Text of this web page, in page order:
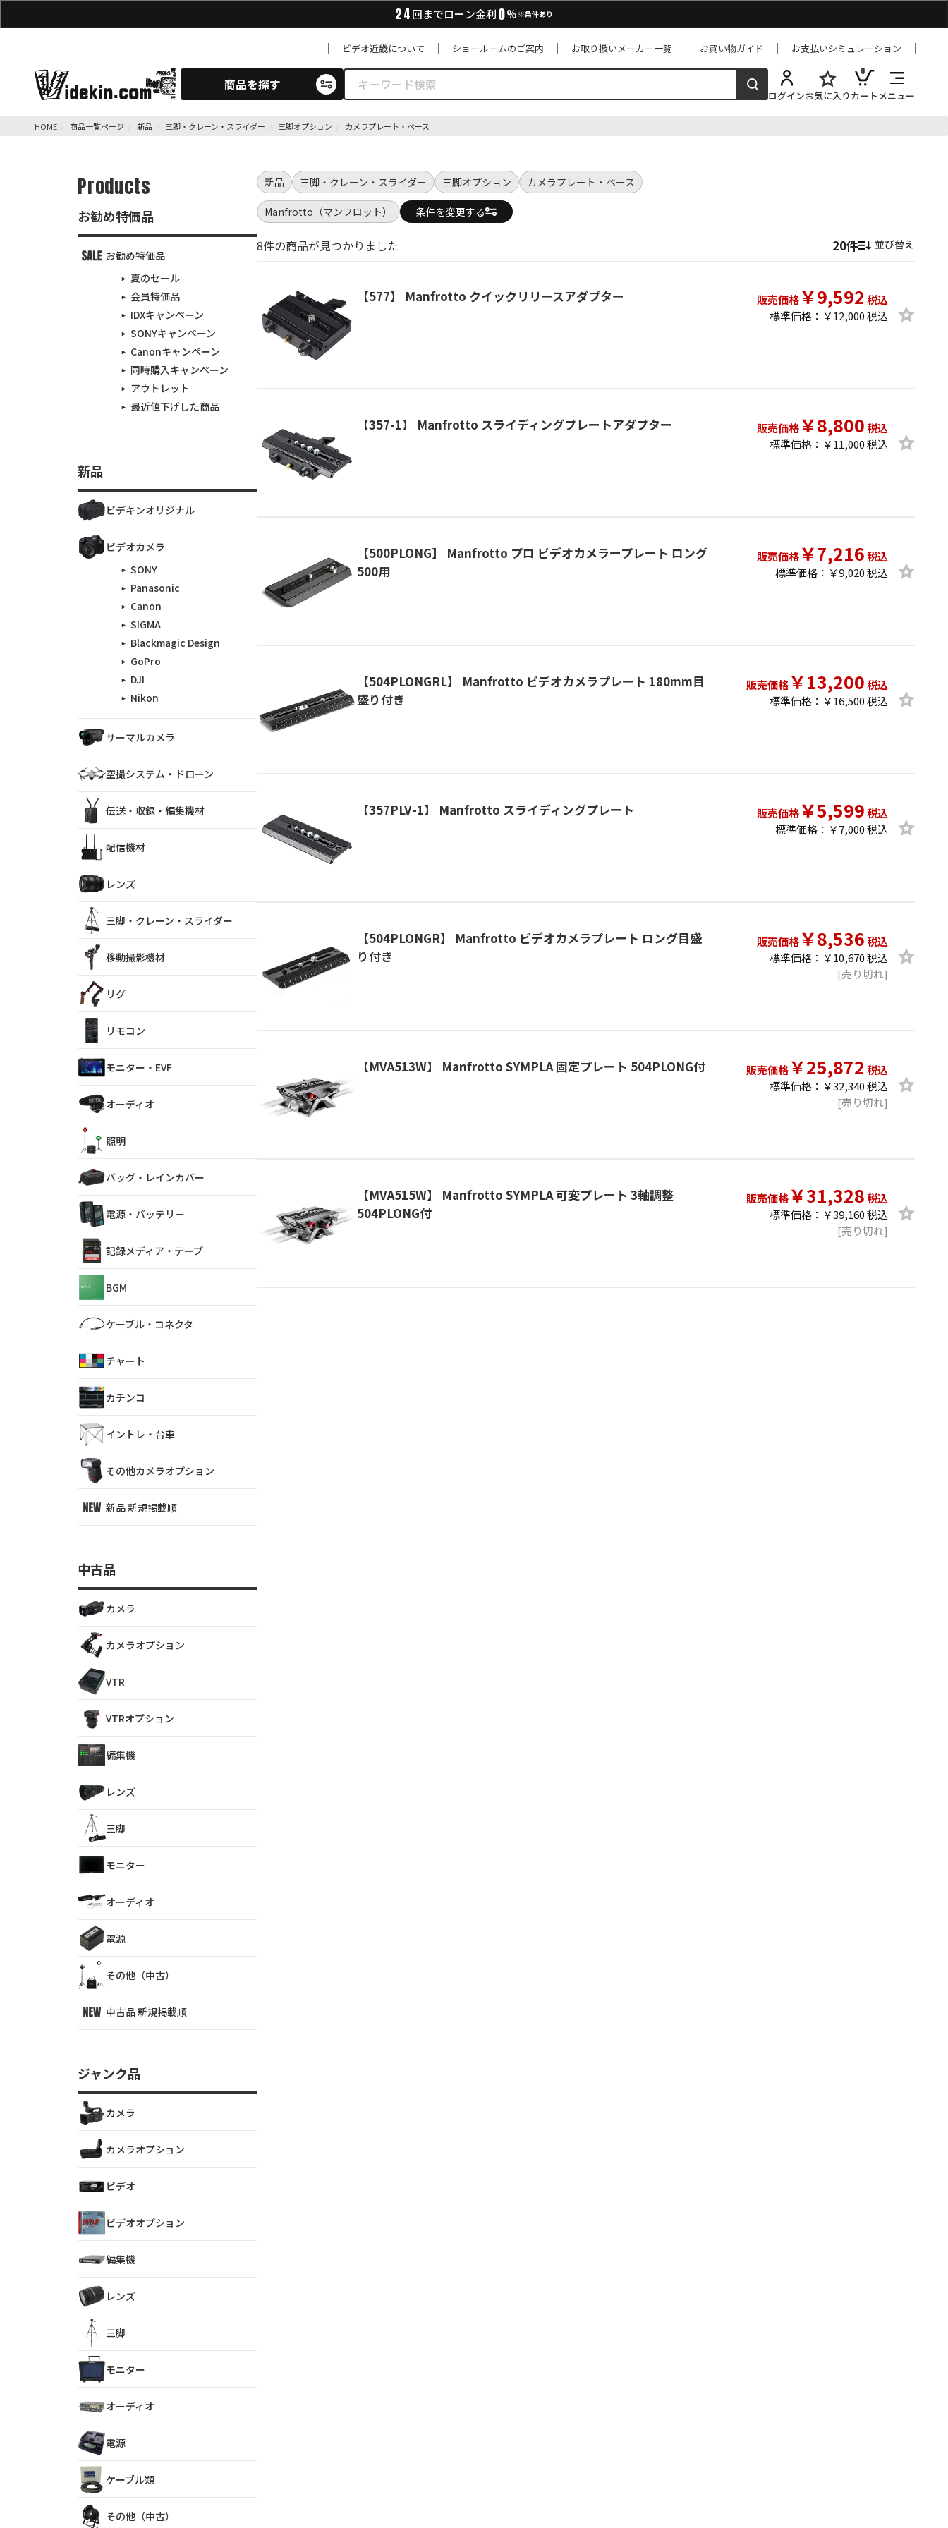
24回までローン金利0% ※条件あり
ビデオ近畿について ショールームのご案内 お取り扱いメーカー一覧 お買い物ガイド お支払いシミュレーション
商品を探す
ログインお気に入り
0
カートメニュー
HOME 商品一覧ページ 新品 三脚・クレーン・スライダー 三脚オプション カメラプレート・ベース
新品 三脚・クレーン・スライダー 三脚オプション カメラプレート・ベース
Manfrotto（マンフロット） 条件を変更する
8件の商品が見つかりました 並び替え
【577】 Manfrotto クイックリリースアダプター 販売価格￥9,592 税込
標準価格：￥12,000 税込
【357-1】 Manfrotto スライディングプレートアダプター 販売価格￥8,800税込
標準価格：￥11,000 税込
【500PLONG】 Manfrotto プロ ビデオカメラープレート ロング
500用
販売価格￥7,216税込
標準価格：￥9,020 税込
【504PLONGRL】 Manfrotto ビデオカメラプレート 180mm目
盛り付き
販売価格￥13,200税込
標準価格：￥16,500 税込
【357PLV-1】 Manfrotto スライディングプレート 販売価格￥5,599税込
標準価格：￥7,000 税込
【504PLONGR】 Manfrotto ビデオカメラプレート ロング目盛
り付き
販売価格￥8,536税込
標準価格：￥10,670 税込
[売り切れ]
【MVA513W】 Manfrotto SYMPLA 固定プレート 504PLONG付 販売価格￥25,872 税込
標準価格：￥32,340 税込
[売り切れ]
【MVA515W】 Manfrotto SYMPLA 可変プレート 3軸調整
504PLONG付
販売価格￥31,328税込
標準価格：￥39,160 税込
[売り切れ]
Products
お勧め特価品
お勧め特価品
夏のセール
会員特価品
IDXキャンペーン
SONYキャンペーン
Canonキャンペーン
同時購入キャンペーン
アウトレット
最近値下げした商品
新品
ビデキンオリジナル
ビデオカメラ
SONY
Panasonic
Canon
SIGMA
Blackmagic Design
GoPro
DJI
Nikon
サーマルカメラ
空撮システム・ドローン
伝送・収録・編集機材
配信機材
レンズ
三脚・クレーン・スライダー
移動撮影機材
リグ
リモコン
モニター・EVF
オーディオ
照明
バッグ・レインカバー
電源・バッテリー
記録メディア・テープ
BGM
ケーブル・コネクタ
チャート
カチンコ
イントレ・台車
その他カメラオプション
新品 新規掲載順
中古品
カメラ
カメラオプション
VTR
VTRオプション
編集機
レンズ
三脚
モニター
オーディオ
電源
その他（中古）
中古品 新規掲載順
ジャンク品
カメラ
カメラオプション
ビデオ
ビデオオプション
編集機
レンズ
三脚
モニター
オーディオ
電源
ケーブル類
その他（中古）